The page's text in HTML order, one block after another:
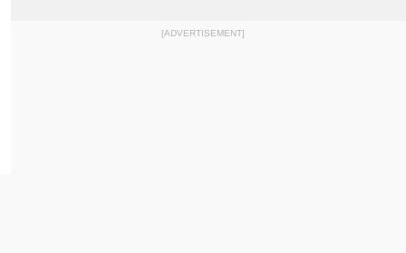
[ADVERTISEMENT]